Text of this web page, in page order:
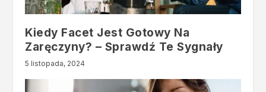
Kiedy Facet Jest Gotowy Na
Zaręczyny? – Sprawdź Te Sygnały
5 listopada, 2024